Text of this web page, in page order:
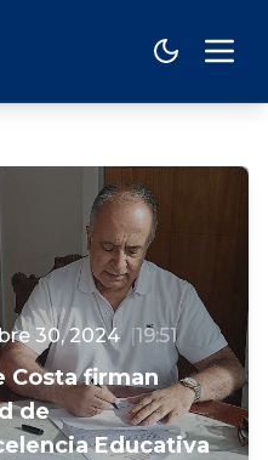
30, 2024 19:51
Costa firman
de
Educativa